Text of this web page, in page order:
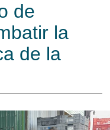
de
la
de la